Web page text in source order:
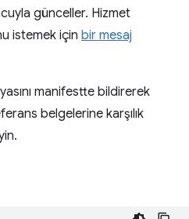
günceller. Hizmet
istemek için bir mesaj
manifestte bildirerek
belgelerine karşılık